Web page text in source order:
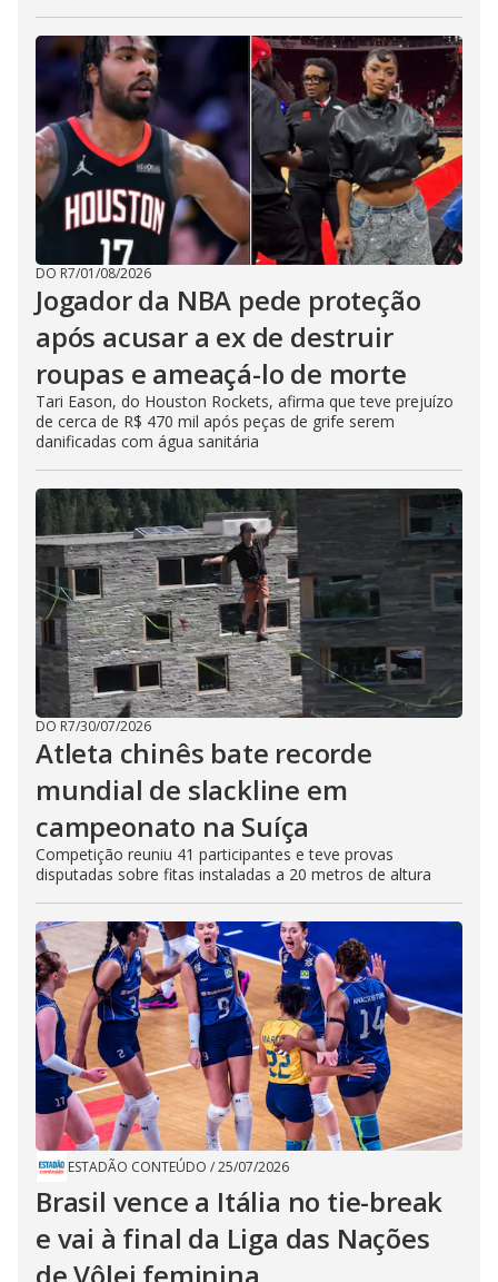
DO R7/01/08/2026
Jogador da NBA pede proteção
após acusar a ex de destruir
roupas e ameaçá-lo de morte
Tari Eason, do Houston Rockets, afirma que teve prejuízo
de cerca de R$ 470 mil após peças de grife serem
danificadas com água sanitária
DO R7/30/07/2026
Atleta chinês bate recorde
mundial de slackline em
campeonato na Suíça
Competição reuniu 41 participantes e teve provas
disputadas sobre fitas instaladas a 20 metros de altura
ESTADÃO CONTEÚDO /25/07/2026
Brasil vence a Itália no tie-break
e vai à final da Liga das Nações